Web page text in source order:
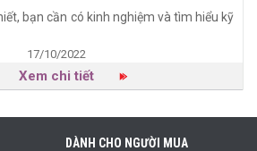
bạn cần có kinh nghiệm và tìm hiểu kỹ
17/10/2022
Xem chi tiết
DÀNH CHO NGƯỜI MUA